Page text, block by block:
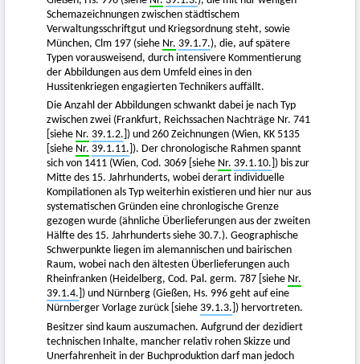
Schemazeichnungen zwischen städtischem
Verwaltungsschriftgut und Kriegsordnung steht, sowie
München, Clm 197 (siehe Nr. 39.1.7.), die, auf spätere
Typen vorausweisend, durch intensivere Kommentierung
der Abbildungen aus dem Umfeld eines in den
Hussitenkriegen engagierten Technikers auffällt.
Die Anzahl der Abbildungen schwankt dabei je nach Typ
zwischen zwei (Frankfurt, Reichssachen Nachträge Nr. 741
[siehe Nr. 39.1.2. ]) und 260 Zeichnungen (Wien, KK 5135
[siehe Nr. 39.1.11. ]). Der chronologische Rahmen spannt
sich von 1411 (Wien, Cod. 3069 [siehe Nr. 39.1.10. ]) bis zur
Mitte des 15. Jahrhunderts, wobei derart individuelle
Kompilationen als Typ weiterhin existieren und hier nur aus
systematischen Gründen eine chronlogische Grenze
gezogen wurde (ähnliche Überlieferungen aus der zweiten
Hälfte des 15. Jahrhunderts siehe 30.7.). Geographische
Schwerpunkte liegen im alemannischen und bairischen
Raum, wobei nach den ältesten Überlieferungen auch
Rheinfranken (Heidelberg, Cod. Pal. germ. 787 [siehe Nr.
39.1.4. ]) und Nürnberg (Gießen, Hs. 996 geht auf eine
Nürnberger Vorlage zurück [siehe 39.1.3. ]) hervortreten.
Besitzer sind kaum auszumachen. Aufgrund der dezidiert
technischen Inhalte, mancher relativ rohen Skizze und
Unerfahrenheit in der Buchproduktion darf man jedoch